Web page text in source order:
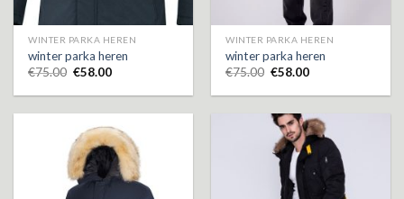
WINTER PARKA HEREN
winter parka heren
€75.00 €58.00
WINTER PARKA HEREN
winter parka heren
€75.00 €58.00